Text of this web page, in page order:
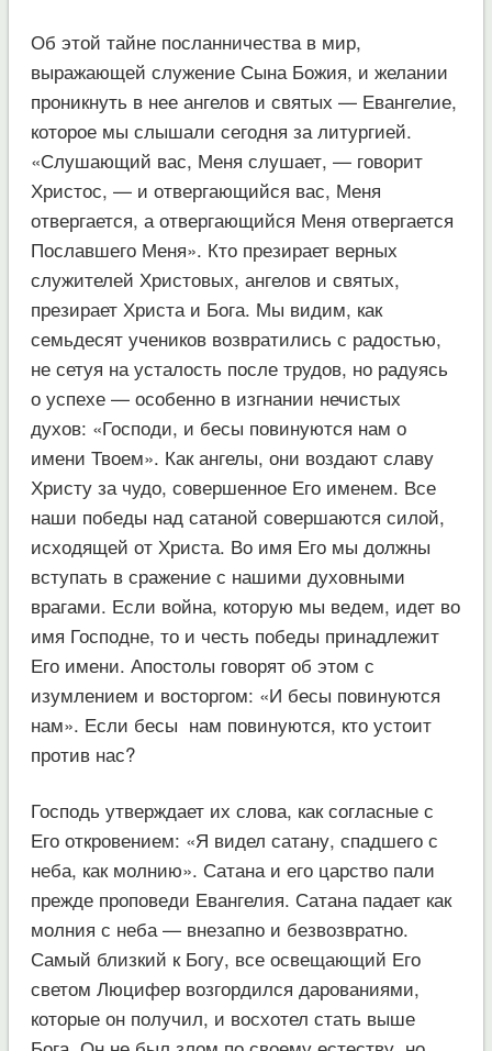
Об этой тайне посланничества в мир,
выражающей служение Сына Божия, и желании
проникнуть в нее ангелов и святых — Евангелие,
которое мы слышали сегодня за литургией.
«Слушающий вас, Меня слушает, — говорит
Христос, — и отвергающийся вас, Меня
отвергается, а отвергающийся Меня отвергается
Пославшего Меня». Кто презирает верных
служителей Христовых, ангелов и святых,
презирает Христа и Бога. Мы видим, как
семьдесят учеников возвратились с радостью,
не сетуя на усталость после трудов, но радуясь
о успехе — особенно в изгнании нечистых
духов: «Господи, и бесы повинуются нам о
имени Твоем». Как ангелы, они воздают славу
Христу за чудо, совершенное Его именем. Все
наши победы над сатаной совершаются силой,
исходящей от Христа. Во имя Его мы должны
вступать в сражение с нашими духовными
врагами. Если война, которую мы ведем, идет во
имя Господне, то и честь победы принадлежит
Его имени. Апостолы говорят об этом с
изумлением и восторгом: «И бесы повинуются
нам». Если бесы нам повинуются, кто устоит
против нас?
Господь утверждает их слова, как согласные с
Его откровением: «Я видел сатану, спадшего с
неба, как молнию». Сатана и его царство пали
прежде проповеди Евангелия. Сатана падает как
молния с неба — внезапно и безвозвратно.
Самый близкий к Богу, все освещающий Его
светом Люцифер возгордился дарованиями,
которые он получил, и восхотел стать выше